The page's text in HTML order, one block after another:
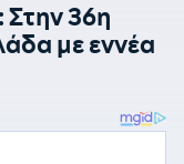
36η
με εννέα